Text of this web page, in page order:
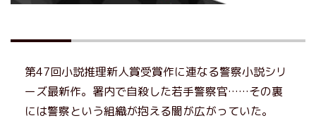
第47回小説推理新人賞受賞作に連なる警察小説シリ
ーズ最新作。署内で自殺した若手警察官……その裏
には警察という組織が抱える闇が広がっていた。